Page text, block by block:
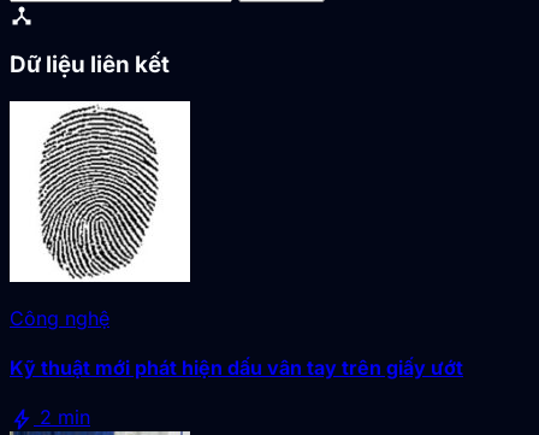
device_hub
Dữ liệu liên kết
Công nghệ
Kỹ thuật mới phát hiện dấu vân tay trên giấy ướt
bolt 2 min